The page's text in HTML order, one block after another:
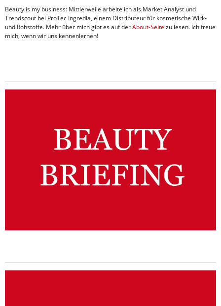
Beauty is my business: Mittlerweile arbeite ich als Market Analyst und
Trendscout bei ProTec Ingredia, einem Distributeur für kosmetische Wirk-
und Rohstoffe. Mehr über mich gibt es auf derAbout-Seite zu lesen. Ich freue
mich, wenn wir uns kennenlernen!